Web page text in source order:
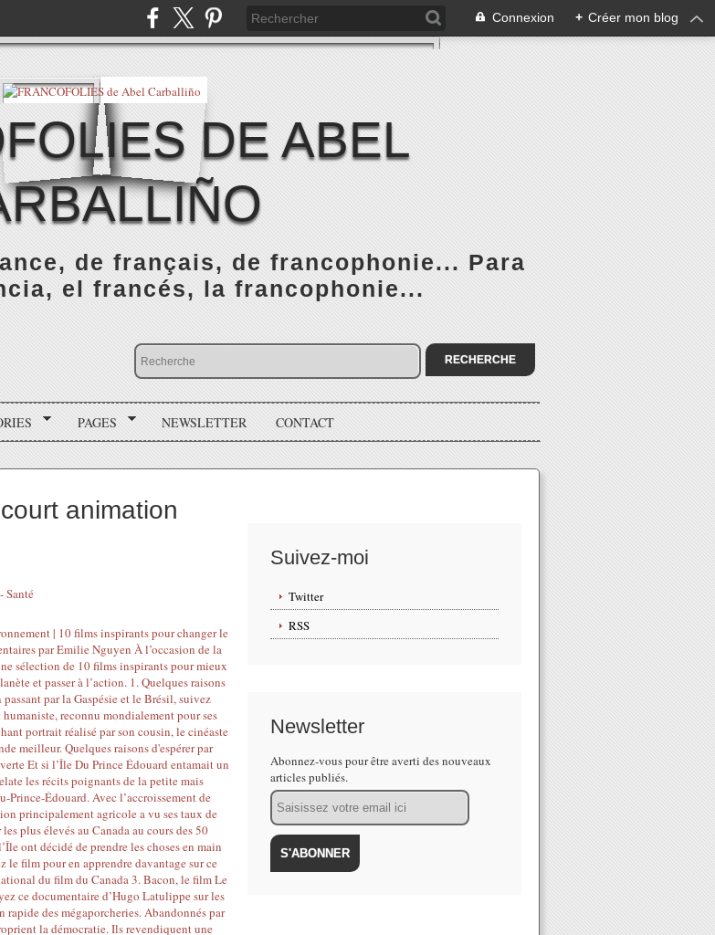
Connexion + Créer mon blog
DE ABEL
de français, de francophonie... Para
el francés, la francophonie...
PAGES NEWSLETTER CONTACT
animation
Santé
Suivez-moi
Twitter
RSS
Newsletter
Abonnez-vous pour être averti des nouveaux
articles publiés.
Email